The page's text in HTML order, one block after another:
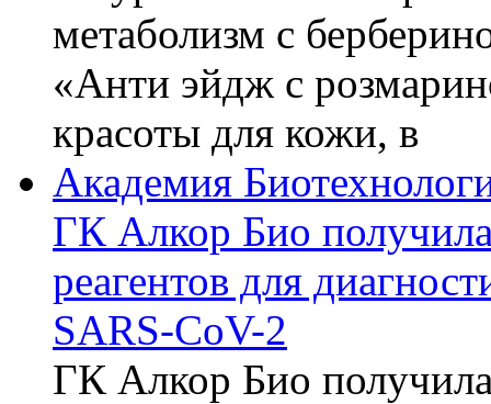
метаболизм с
«Анти эйдж с
красоты для кожи, в
Академия
ГК Алкор Био
реагентов для
SARS-CoV-2
ГК Алкор Био